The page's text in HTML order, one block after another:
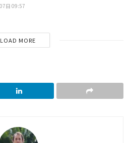
日 09:57
LOAD MORE